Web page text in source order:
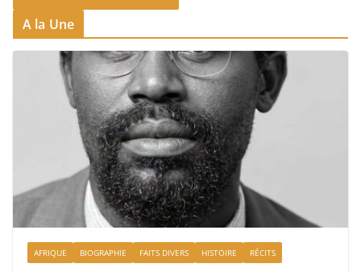
A la Une
AFRIQUE BIOGRAPHIE FAITS DIVERS HISTOIRE RÉCITS